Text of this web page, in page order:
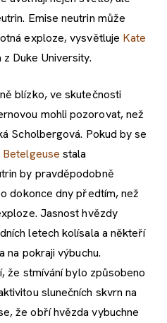
Emise neutrin může
exploze, vysvětluje Kate
Duke University.
blízko, ve skutečnosti
mohli pozorovat, než
Scholbergová. Pokud by se
Betelgeuse stala
by pravděpodobně
dokonce dny předtím, než
Jasnost hvězdy
letech kolísala a někteří
na pokraji výbuchu.
že stmívání bylo způsobeno
slunečních skvrn na
že obří hvězda vybuchne